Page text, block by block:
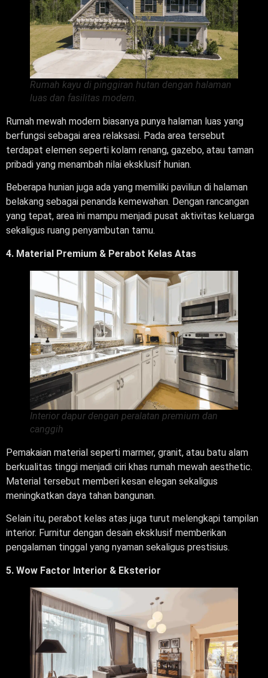
Rumah kayu di pinggiran hutan dengan halaman
luas dan fasilitas modern.
Rumah mewah modern biasanya punya halaman luas yang
berfungsi sebagai area relaksasi. Pada area tersebut
terdapat elemen seperti kolam renang, gazebo, atau taman
pribadi yang menambah nilai eksklusif hunian.
Beberapa hunian juga ada yang memiliki paviliun di halaman
belakang sebagai penanda kemewahan. Dengan rancangan
yang tepat, area ini mampu menjadi pusat aktivitas keluarga
sekaligus ruang penyambutan tamu.
4. Material Premium & Perabot Kelas Atas
Interior dapur dengan peralatan premium dan
canggih
Pemakaian material seperti marmer, granit, atau batu alam
berkualitas tinggi menjadi ciri khas rumah mewah aesthetic.
Material tersebut memberi kesan elegan sekaligus
meningkatkan daya tahan bangunan.
Selain itu, perabot kelas atas juga turut melengkapi tampilan
interior. Furnitur dengan desain eksklusif memberikan
pengalaman tinggal yang nyaman sekaligus prestisius.
5. Wow Factor Interior & Eksterior